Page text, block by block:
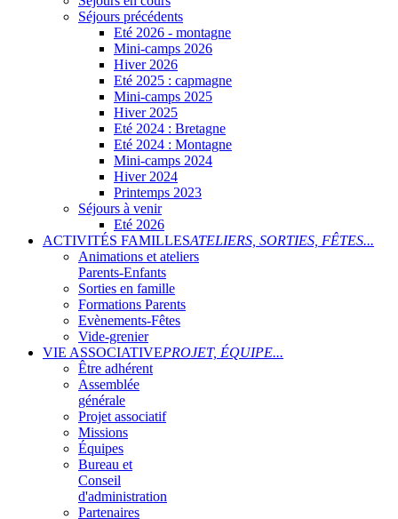
Séjours précédents
Eté 2026 - montagne
Mini-camps 2026
Hiver 2026
Eté 2025 : capmagne
Mini-camps 2025
Hiver 2025
Eté 2024 : Bretagne
Eté 2024 : Montagne
Mini-camps 2024
Hiver 2024
Printemps 2023
Séjours à venir
Eté 2026
ACTIVITÉS FAMILLESATELIERS, SORTIES, FÊTES...
Animations et ateliers
Parents-Enfants
Sorties en famille
Formations Parents
Evènements-Fêtes
Vide-grenier
VIE ASSOCIATIVEPROJET, ÉQUIPE...
Être adhérent
Assemblée
générale
Projet associatif
Missions
Équipes
Bureau et
Conseil
d'administration
Partenaires